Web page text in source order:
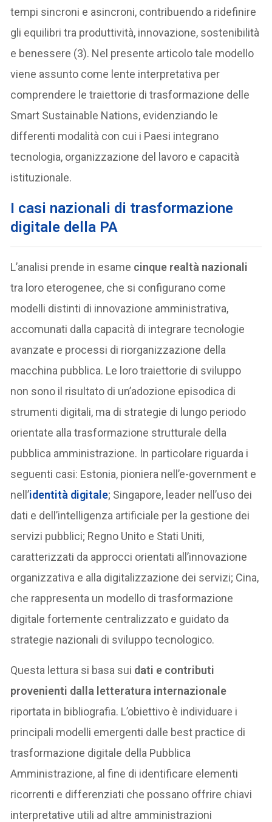
tempi sincroni e asincroni, contribuendo a ridefinire
gli equilibri tra produttività, innovazione, sostenibilità
e benessere (3). Nel presente articolo tale modello
viene assunto come lente interpretativa per
comprendere le traiettorie di trasformazione delle
Smart Sustainable Nations, evidenziando le
differenti modalità con cui i Paesi integrano
tecnologia, organizzazione del lavoro e capacità
istituzionale.
I casi nazionali di trasformazione
digitale della PA
L’analisi prende in esame cinque realtà nazionali
tra loro eterogenee, che si configurano come
modelli distinti di innovazione amministrativa,
accomunati dalla capacità di integrare tecnologie
avanzate e processi di riorganizzazione della
macchina pubblica. Le loro traiettorie di sviluppo
non sono il risultato di un’adozione episodica di
strumenti digitali, ma di strategie di lungo periodo
orientate alla trasformazione strutturale della
pubblica amministrazione. In particolare riguarda i
seguenti casi: Estonia, pioniera nell’e-government e
nell’identità digitale; Singapore, leader nell’uso dei
dati e dell’intelligenza artificiale per la gestione dei
servizi pubblici; Regno Unito e Stati Uniti,
caratterizzati da approcci orientati all’innovazione
organizzativa e alla digitalizzazione dei servizi; Cina,
che rappresenta un modello di trasformazione
digitale fortemente centralizzato e guidato da
strategie nazionali di sviluppo tecnologico.
Questa lettura si basa sui dati e contributi
provenienti dalla letteratura internazionale
riportata in bibliografia. L’obiettivo è individuare i
principali modelli emergenti dalle best practice di
trasformazione digitale della Pubblica
Amministrazione, al fine di identificare elementi
ricorrenti e differenziati che possano offrire chiavi
interpretative utili ad altre amministrazioni